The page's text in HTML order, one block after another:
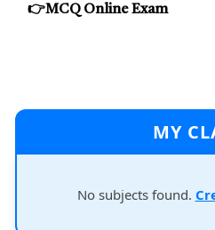
👉MCQ Online Exam
MY
No subjects found.